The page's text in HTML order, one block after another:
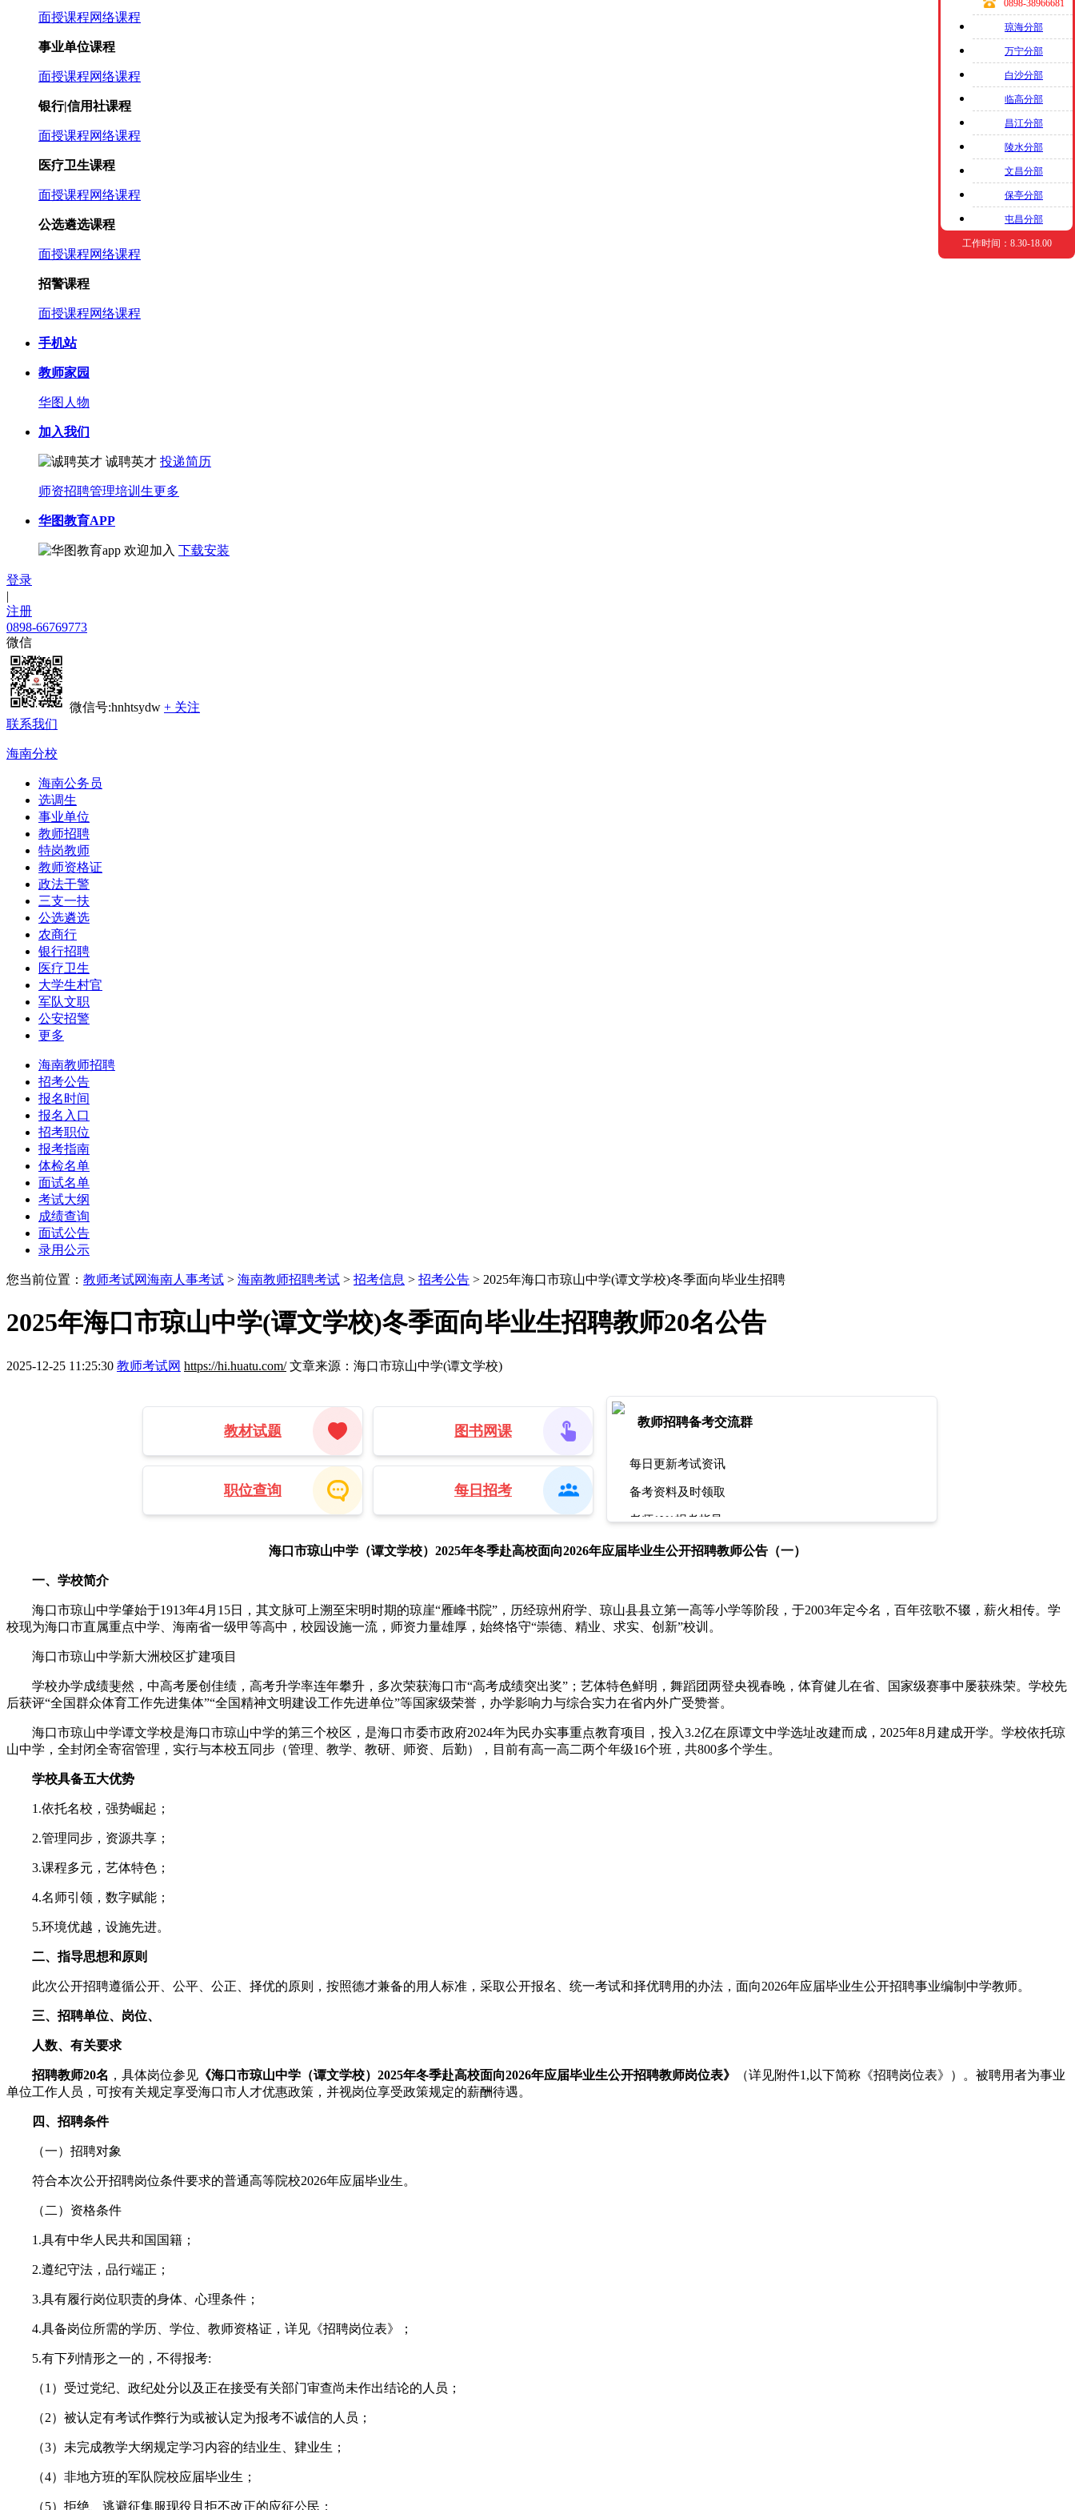
面授课程网络课程
事业单位课程
面授课程网络课程
银行|信用社课程
面授课程网络课程
医疗卫生课程
面授课程网络课程
公选遴选课程
面授课程网络课程
招警课程
面授课程网络课程
手机站
教师家园
华图人物
加入我们
诚聘英才 投递简历
师资招聘管理培训生更多
华图教育APP
欢迎加入 下载安装
登录
|
注册
0898-66769773
微信
微信号:hnhtsydw + 关注
联系我们
海南分校
海南公务员
选调生
事业单位
教师招聘
特岗教师
教师资格证
政法干警
三支一扶
公选遴选
农商行
银行招聘
医疗卫生
大学生村官
军队文职
公安招警
更多
海南教师招聘
招考公告
报名时间
报名入口
招考职位
报考指南
体检名单
面试名单
考试大纲
成绩查询
面试公告
录用公示
您当前位置： 教师考试网海南人事考试 > 海南教师招聘考试 > 招考信息 > 招考公告 > 2025年海口市琼山中学(谭文学校)冬季面向毕业生招聘
2025年海口市琼山中学(谭文学校)冬季面向毕业生招聘教师20名公告
2025-12-25 11:25:30 教师考试网 https://hi.huatu.com/ 文章来源：海口市琼山中学(谭文学校)
教材试题 图书网课
职位查询 每日招考
教师招聘备考交流群
每日更新考试资讯
备考资料及时领取
老师1V1报考指导
面授课程咨询
海口市琼山中学（谭文学校）2025年冬季赴高校面向2026年应届毕业生公开招聘教师公告（一）
一、学校简介
海口市琼山中学肇始于1913年4月15日，其文脉可上溯至宋明时期的琼崖“雁峰书院”，历经琼州府学、琼山县县立第一高等小学等阶段，于2003年定今名，百年弦歌不辍，薪火相传。学
校现为海口市直属重点中学、海南省一级甲等高中，校园设施一流，师资力量雄厚，始终恪守“崇德、精业、求实、创新”校训。
海口市琼山中学新大洲校区扩建项目
学校办学成绩斐然，中高考屡创佳绩，高考升学率连年攀升，多次荣获海口市“高考成绩突出奖”；艺体特色鲜明，舞蹈团两登央视春晚，体育健儿在省、国家级赛事中屡获殊荣。学校先
后获评“全国群众体育工作先进集体”“全国精神文明建设工作先进单位”等国家级荣誉，办学影响力与综合实力在省内外广受赞誉。
海口市琼山中学谭文学校是海口市琼山中学的第三个校区，是海口市委市政府2024年为民办实事重点教育项目，投入3.2亿在原谭文中学选址改建而成，2025年8月建成开学。学校依托琼
山中学，全封闭全寄宿管理，实行与本校五同步（管理、教学、教研、师资、后勤），目前有高一高二两个年级16个班，共800多个学生。
学校具备五大优势
1.依托名校，强势崛起；
2.管理同步，资源共享；
3.课程多元，艺体特色；
4.名师引领，数字赋能；
5.环境优越，设施先进。
二、指导思想和原则
此次公开招聘遵循公开、公平、公正、择优的原则，按照德才兼备的用人标准，采取公开报名、统一考试和择优聘用的办法，面向2026年应届毕业生公开招聘事业编制中学教师。
三、招聘单位、岗位、
人数、有关要求
招聘教师20名 ，具体岗位参见 《海口市琼山中学（谭文学校）2025年冬季赴高校面向2026年应届毕业生公开招聘教师岗位表》
（详见附件1,以下简称《招聘岗位表》）。被聘用者为事业
单位工作人员，可按有关规定享受海口市人才优惠政策，并视岗位享受政策规定的薪酬待遇。
四、招聘条件
（一）招聘对象
符合本次公开招聘岗位条件要求的普通高等院校2026年应届毕业生。
（二）资格条件
1.具有中华人民共和国国籍；
2.遵纪守法，品行端正；
3.具有履行岗位职责的身体、心理条件；
4.具备岗位所需的学历、学位、教师资格证，详见《招聘岗位表》；
5.有下列情形之一的，不得报考:
（1）受过党纪、政纪处分以及正在接受有关部门审查尚未作出结论的人员；
（2）被认定有考试作弊行为或被认定为报考不诚信的人员；
（3）未完成教学大纲规定学习内容的结业生、肄业生；
（4）非地方班的军队院校应届毕业生；
（5）拒绝、逃避征集服现役且拒不改正的应征公民；
0898-38966681
琼海分部
万宁分部
白沙分部
临高分部
昌江分部
陵水分部
文昌分部
保亭分部
屯昌分部
工作时间：8.30-18.00